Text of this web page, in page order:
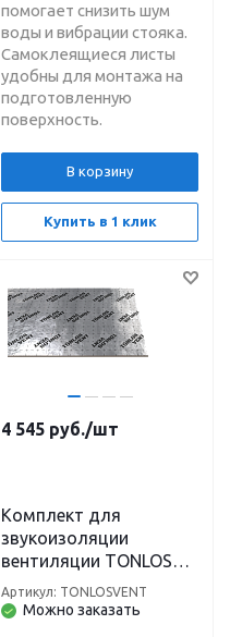
помогает снизить шум
воды и вибрации стояка.
Самоклеящиеся листы
удобны для монтажа на
подготовленную
поверхность.
В корзину
Купить в 1 клик
4 545 руб./шт
Комплект для
звукоизоляции
вентиляции TONLOS
VENT
Можно заказать
Артикул: TONLOSVENT